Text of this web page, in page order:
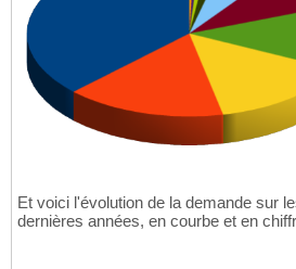
Et voici l'évolution de la demande sur
dernières années, en courbe et en